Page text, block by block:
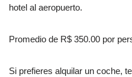
hotel al aeropuerto.
Promedio de R$ 350.00 por
Si prefieres alquilar un coche,